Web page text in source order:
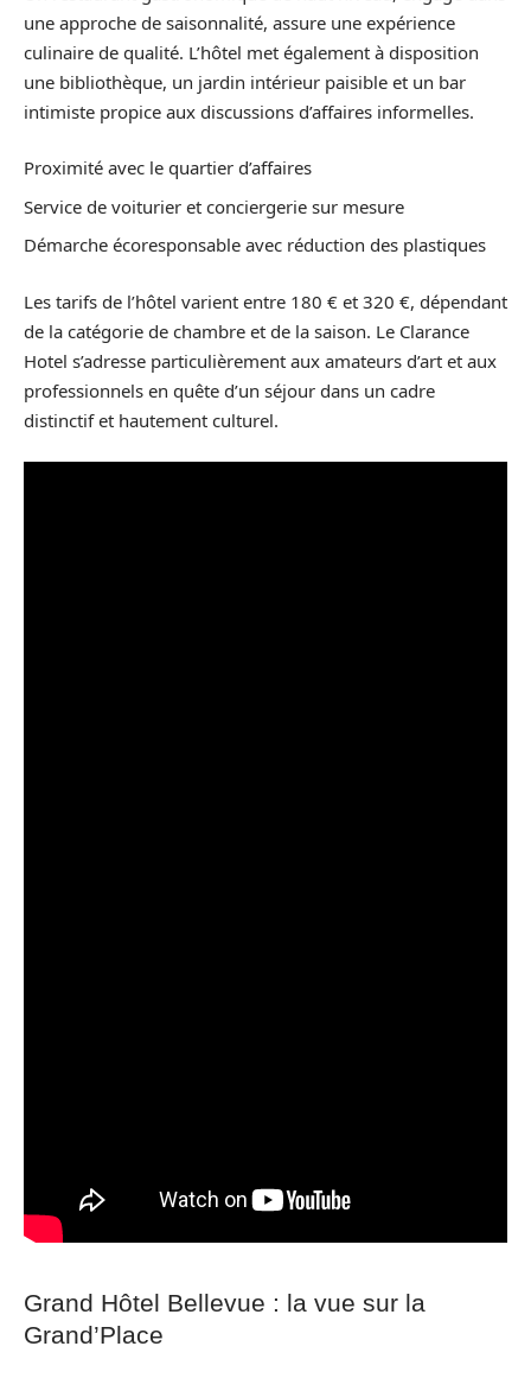
une approche de saisonnalité, assure une expérience
culinaire de qualité. L’hôtel met également à disposition
une bibliothèque, un jardin intérieur paisible et un bar
intimiste propice aux discussions d’affaires informelles.
Proximité avec le quartier d’affaires
Service de voiturier et conciergerie sur mesure
Démarche écoresponsable avec réduction des plastiques
Les tarifs de l’hôtel varient entre 180 € et 320 €, dépendant
de la catégorie de chambre et de la saison. Le Clarance
Hotel s’adresse particulièrement aux amateurs d’art et aux
professionnels en quête d’un séjour dans un cadre
distinctif et hautement culturel.
Grand Hôtel Bellevue : la vue sur la
Grand’Place